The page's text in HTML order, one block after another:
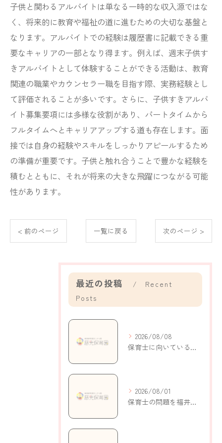
子供と関わるアルバイトは単なる一時的な収入源ではな
く、将来的に教育や福祉の道に進むための大切な基盤と
なります。アルバイトでの経験は履歴書に記載できる重
要なキャリアの一部となり得ます。例えば、週末子供す
きアルバイトとして体験することができる活動は、教育
関連の職業やカウンセラー職を目指す際、実務経験とし
て評価されることが多いです。さらに、子供すきアルバ
イト募集要項には多様な役割があり、パートタイムから
フルタイムへとキャリアアップする道も存在します。面
接では自身の経験やスキルをしっかりアピールするため
の準備が重要です。子供と触れ合うことで豊かな経験を
積むとともに、それが将来の大きな飛躍につながる可能
性があります。
< 前のページ 一覧に戻る 次のページ >
最近の投稿
Recent
Posts
2026/08/08
保育士に向いている人の特徴と自己分析で適性がわかるポイント解説
2026/08/01
保育士の問題を福井県鯖江市持明寺町で考える現状と解決策